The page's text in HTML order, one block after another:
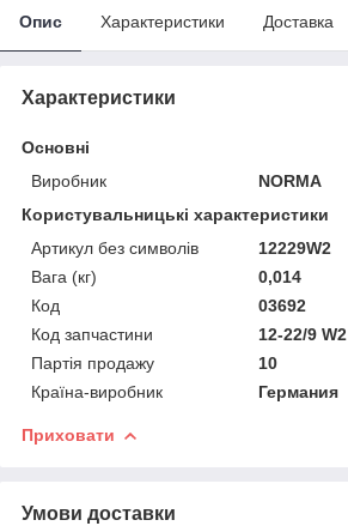
Опис Характеристики Доставка
Характеристики
Основні
Виробник
NORMA
Користувальницькі характеристики
Артикул без символів
12229W2
Вага (кг)
0,014
Код
03692
Код запчастини
12-22/9 W2
Партія продажу
10
Країна-виробник
Германия
Приховати
Умови доставки